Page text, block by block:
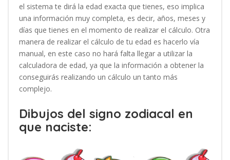
el sistema te dirá la edad exacta que tienes, eso implica
una información muy completa, es decir, años, meses y
días que tienes en el momento de realizar el cálculo. Otra
manera de realizar el cálculo de tu edad es hacerlo vía
manual, en este caso no hará falta llegar a utilizar la
calculadora de edad, ya que la información a obtener la
conseguirás realizando un cálculo un tanto más
complejo.
Dibujos del signo zodiacal en
que naciste: